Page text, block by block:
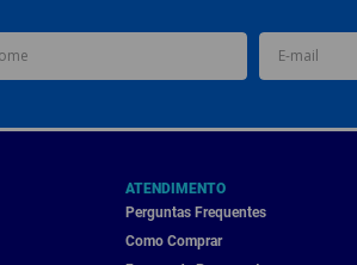
ATENDIMENTO
Perguntas Frequentes
Como Comprar